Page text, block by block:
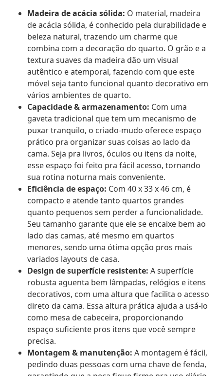
Madeira de acácia sólida: O material, madeira
de acácia sólida, é conhecido pela durabilidade e
beleza natural, trazendo um charme que
combina com a decoração do quarto. O grão e a
textura suaves da madeira dão um visual
autêntico e atemporal, fazendo com que este
móvel seja tanto funcional quanto decorativo em
vários ambientes de quarto.
Capacidade & armazenamento: Com uma
gaveta tradicional que tem um mecanismo de
puxar tranquilo, o criado-mudo oferece espaço
prático pra organizar suas coisas ao lado da
cama. Seja pra livros, óculos ou itens da noite,
esse espaço foi feito pra fácil acesso, tornando
sua rotina noturna mais conveniente.
Eficiência de espaço: Com 40 x 33 x 46 cm, é
compacto e atende tanto quartos grandes
quanto pequenos sem perder a funcionalidade.
Seu tamanho garante que ele se encaixe bem ao
lado das camas, até mesmo em quartos
menores, sendo uma ótima opção pros mais
variados layouts de casa.
Design de superfície resistente: A superfície
robusta aguenta bem lâmpadas, relógios e itens
decorativos, com uma altura que facilita o acesso
direto da cama. Essa altura prática ajuda a usá-lo
como mesa de cabeceira, proporcionando
espaço suficiente pros itens que você sempre
precisa.
Montagem & manutenção: A montagem é fácil,
pedindo duas pessoas com uma chave de fenda,